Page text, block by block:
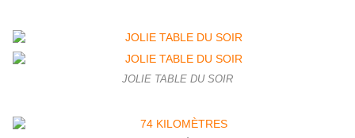
JOLIE TABLE DU SOIR